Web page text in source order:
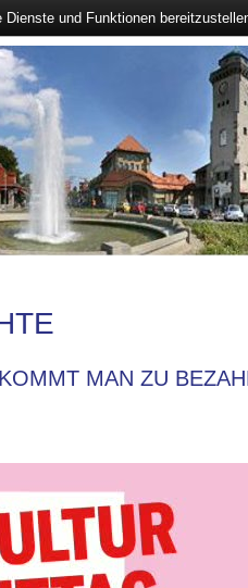
MAN ZU
und Funktionen